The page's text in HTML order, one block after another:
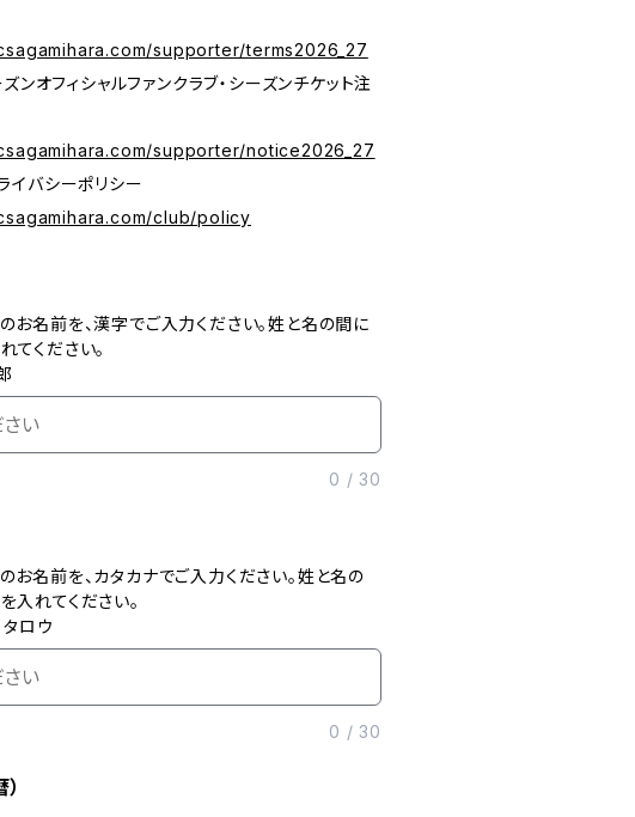
supporter/terms2026_27
オフィシャルファンクラブ・シーズンチケット注
supporter/notice2026_27
バシーポリシー
club/policy
お名前を、漢字でご入力ください。姓と名の間に
てください。
0 /30
お名前を、カタカナでご入力ください。姓と名の
入れてください。
ロウ
0 /30